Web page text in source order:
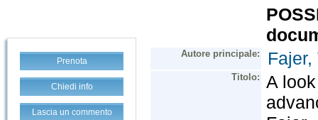
Prenota
Chiedi info
Lascia un commento